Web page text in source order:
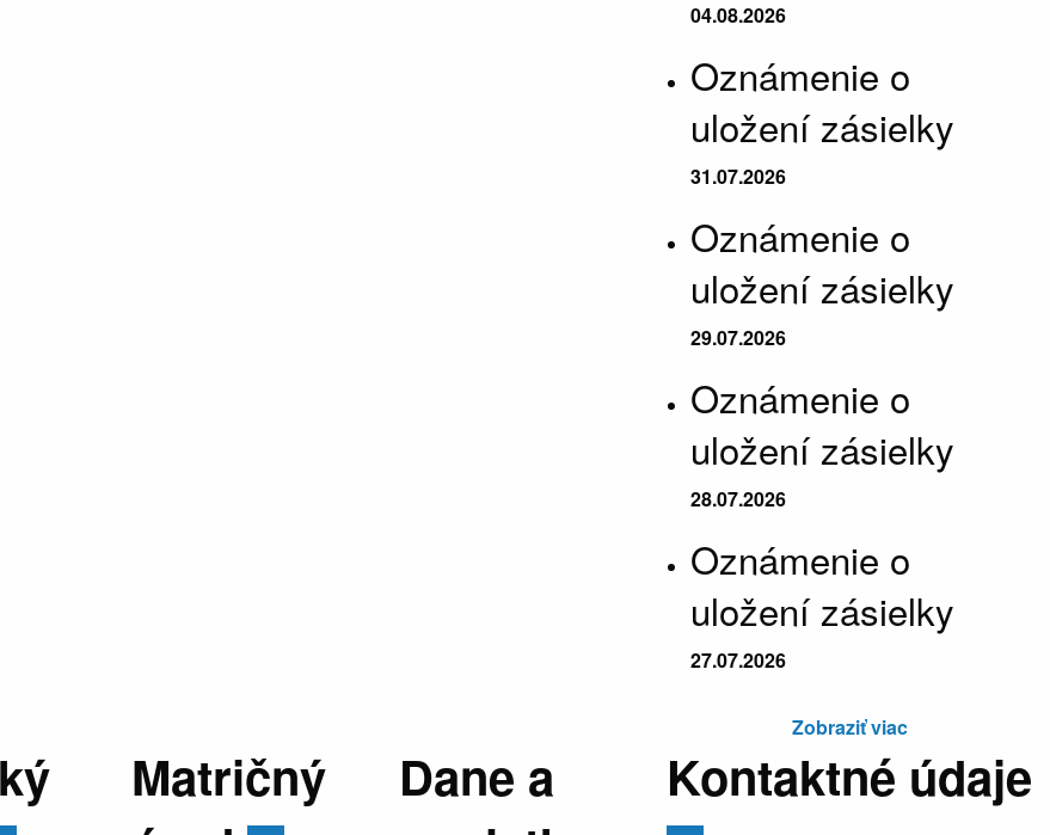
04.08.2026
Oznámenie o
uložení zásielky
31.07.2026
Oznámenie o
uložení zásielky
29.07.2026
Oznámenie o
uložení zásielky
28.07.2026
Oznámenie o
uložení zásielky
27.07.2026
Zobraziť viac
Matričný
Dane a
Kontaktné údaje